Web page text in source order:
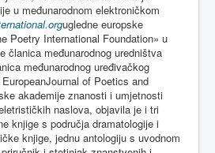
u međunarodnom elektroničkom
ugledne europske
Poetry International Foundation» u
članica međunarodnog uredništva
međunarodnog uređivačkog
EuropeanJournal of Poetics and
akademije znanosti i umjetnosti
naslova, objavila je i tri
knjige s područja dramatologije i
knjige, jednu antologiju s uvodnom